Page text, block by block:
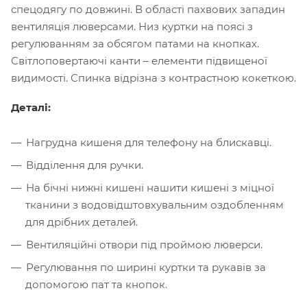
спецодягу по довжині. В області пахвових западин
вентиляція люверсами. Низ куртки на поясі з
регулюванням за обсягом патами на кнопках.
Світлоповертаючі канти – елементи підвищеної
видимості. Спинка відрізна з контрастною кокеткою.
Деталі:
Нагрудна кишеня для телефону на блискавці.
Відділення для ручки.
На бічні нижні кишені нашити кишені з міцної
тканини з водовідштовхувальним оздобленням
для дрібних деталей.
Вентиляційні отвори під проймою люверси.
Регулювання по ширині куртки та рукавів за
допомогою пат та кнопок.